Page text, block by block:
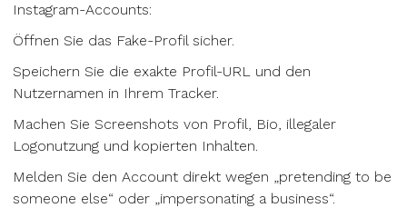
Instagram-Accounts:
Öffnen Sie das Fake-Profil sicher.
Speichern Sie die exakte Profil-URL und den
Nutzernamen in Ihrem Tracker.
Machen Sie Screenshots von Profil, Bio, illegaler
Logonutzung und kopierten Inhalten.
Melden Sie den Account direkt wegen „pretending to be
someone else“ oder „impersonating a business“.